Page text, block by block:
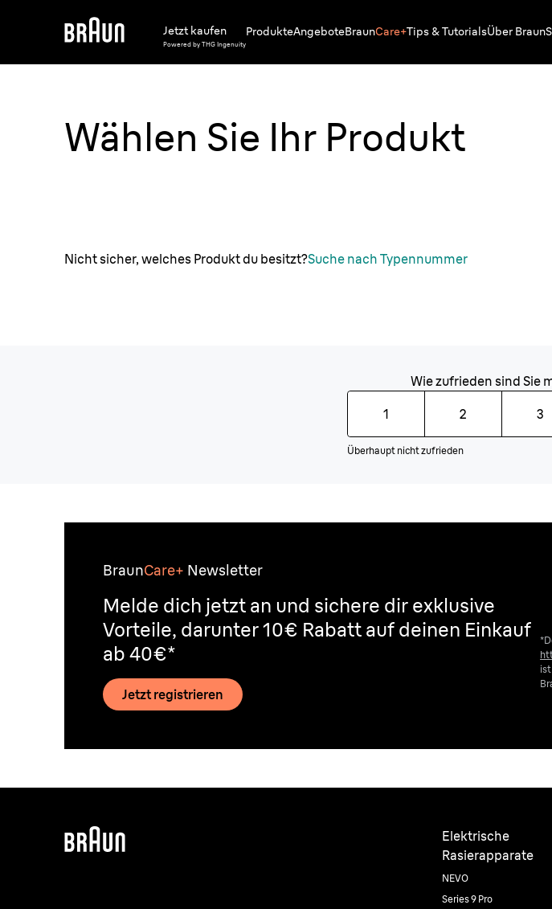
Jetzt kaufen
Powered by THG Ingenuity
ProdukteAngeboteBraunCare+Tips & TutorialsÜber Braun
Wählen Sie Ihr Produkt
Nicht sicher, welches Produkt du besitzt?Suche nach Typennummer
Wie zufrieden sind Sie
1 2 3
Überhaupt nicht zufrieden
BraunCare+ Newsletter
Melde dich jetzt an und sichere dir exklusive
Vorteile, darunter 10€ Rabatt auf deinen Einkauf
ab 40€*
Jetzt registrieren
Elektrische
Rasierapparate
NEVO
Series 9 Pro